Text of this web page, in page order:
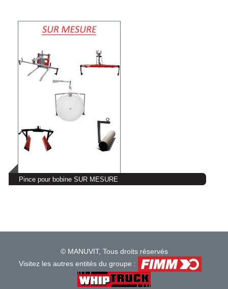
Pince pour bobine SUR MESURE
© MANUVIT, Tous droits réservés
Visitez les autres entités du groupe :